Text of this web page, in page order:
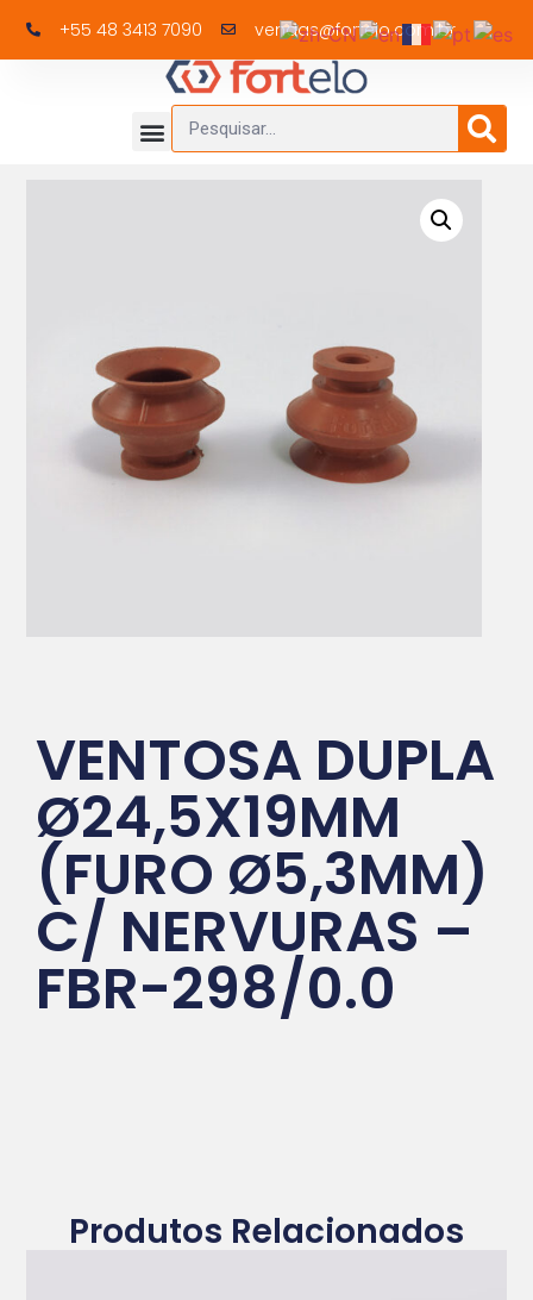
+55 48 3413 7090 vendas@fortelo.com.br
VENTOSA DUPLA
Ø24,5X19MM
(FURO Ø5,3MM)
C/ NERVURAS –
FBR-298/0.0
Produtos Relacionados